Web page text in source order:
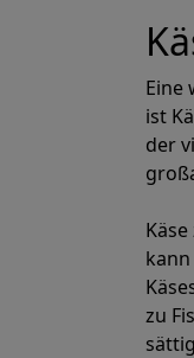
Eine
ist
der
zu